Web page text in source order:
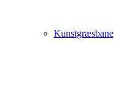
Kunstgræsbane